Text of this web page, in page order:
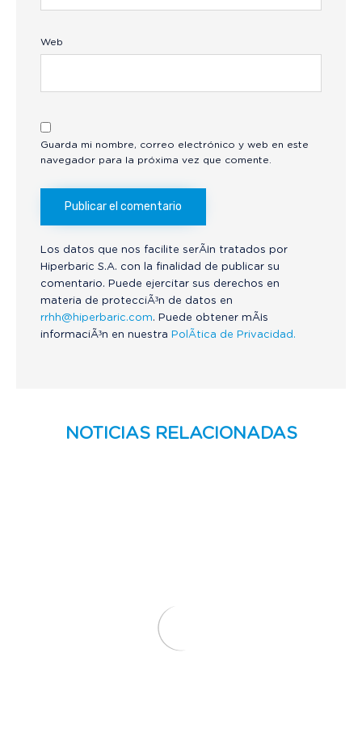
Web
Guarda mi nombre, correo electrónico y web en este
navegador para la próxima vez que comente.
Los datos que nos facilite serÃ¡n tratados por
Hiperbaric S.A. con la finalidad de publicar su
comentario. Puede ejercitar sus derechos en
materia de protecciÃ³n de datos en
rrhh@hiperbaric.com. Puede obtener mÃ¡s
informaciÃ³n en nuestra PolÃ­tica de Privacidad.
NOTICIAS RELACIONADAS